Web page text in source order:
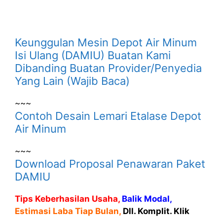
Keunggulan Mesin Depot Air Minum
Isi Ulang (DAMIU) Buatan Kami
Dibanding Buatan Provider/Penyedia
Yang Lain (Wajib Baca)
~~~
Contoh Desain Lemari Etalase Depot
Air Minum
~~~
Download Proposal Penawaran Paket
DAMIU
Tips Keberhasilan Usaha, Balik Modal,
Estimasi Laba Tiap Bulan, Dll. Komplit. Klik